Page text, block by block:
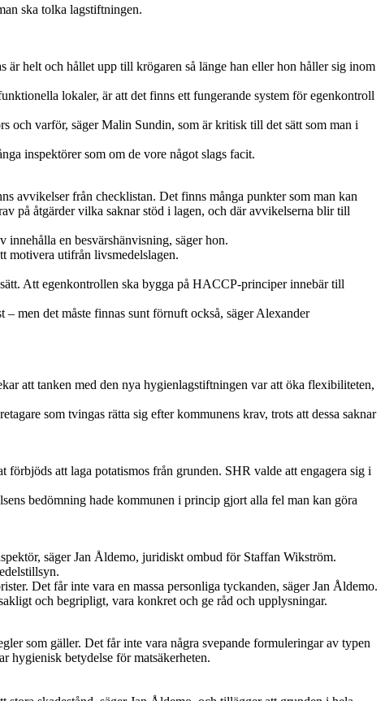
ska tolka lagstiftningen.
är helt och hållet upp till krögaren så länge han eller hon håller sig inom
lokaler, är att det finns ett fungerande system för egenkontroll
och varför, säger Malin Sundin, som är kritisk till det sätt som man i
inspektörer som om de vore något slags facit.
avvikelser från checklistan. Det finns många punkter som man kan
på åtgärder vilka saknar stöd i lagen, och där avvikelserna blir till
en besvärshänvisning, säger hon.
motivera utifrån livsmedelslagen.
Att egenkontrollen ska bygga på HACCP-principer innebär till
men det måste finnas sunt förnuft också, säger Alexander
att tanken med den nya hygienlagstiftningen var att öka flexibiliteten,
som tvingas rätta sig efter kommunens krav, trots att dessa saknar
att laga potatismos från grunden. SHR valde att engagera sig i
bedömning hade kommunen i princip gjort alla fel man kan göra
säger Jan Åldemo, juridiskt ombud för Staffan Wikström.
Det får inte vara en massa personliga tyckanden, säger Jan Åldemo.
och begripligt, vara konkret och ge råd och upplysningar.
som gäller. Det får inte vara några svepande formuleringar av typen
hygienisk betydelse för matsäkerheten.